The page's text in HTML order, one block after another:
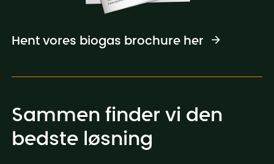
Hent vores biogas brochure her
Sammen finder vi den
bedste løsning